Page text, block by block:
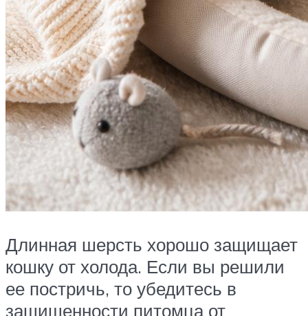
Длинная шерсть хорошо защищает
кошку от холода. Если вы решили
ее постричь, то убедитесь в
защищенности питомца от